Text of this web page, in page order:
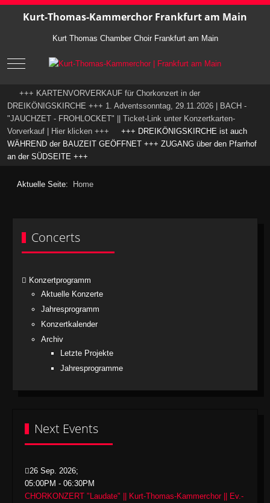
Kurt-Thomas-Kammerchor Frankfurt am Main
Kurt Thomas Chamber Choir Frankfurt am Main
Mobile Menu Toggle
+++ KARTENVORVERKAUF für Chorkonzert in der
DREIKÖNIGSKIRCHE +++ 1. Adventssonntag, 29.11.2026 | BACH -
"JAUCHZET - FROHLOCKET" || Ticket-Link unter Konzertkarten-
Vorverkauf | Hier klicken +++ +++ DREIKÖNIGSKIRCHE ist auch
WÄHREND der BAUZEIT GEÖFFNET +++ ZUGANG über den Pfarrhof
an der SÜDSEITE +++
Aktuelle Seite: Home
Concerts
Konzertprogramm
Aktuelle Konzerte
Jahresprogramm
Konzertkalender
Archiv
Letzte Projekte
Jahresprogramme
Next Events
26 Sep. 2026;
05:00PM - 06:30PM
CHORKONZERT "Laudate" || Kurt-Thomas-Kammerchor || Ev.-